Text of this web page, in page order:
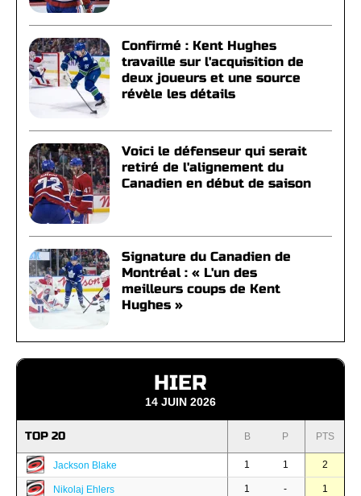
Confirmé : Kent Hughes
travaille sur l'acquisition de
deux joueurs et une source
révèle les détails
Voici le défenseur qui serait
retiré de l'alignement du
Canadien en début de saison
Signature du Canadien de
Montréal : « L'un des
meilleurs coups de Kent
Hughes »
HIER
14 JUIN 2026
TOP 20 B P PTS
Jackson Blake 1 1 2
Nikolaj Ehlers 1 - 1